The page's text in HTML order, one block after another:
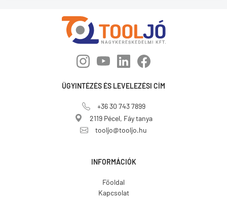
ÜGYINTÉZÉS ÉS LEVELEZÉSI CÍM
+36 30 743 7899
2119 Pécel, Fáy tanya
tooljo@tooljo.hu
INFORMÁCIÓK
Főoldal
Kapcsolat